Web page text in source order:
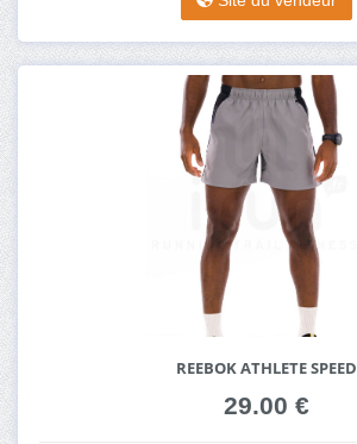
REEBOK ATHLETE SPEED
29.00 €